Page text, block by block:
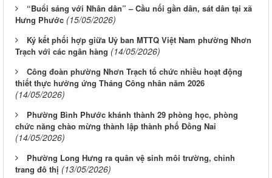
“Buổi sáng với Nhân dân” – Cầu nối gần dân, sát dân tại xã
Hưng Phước (15/05/2026)
Ký kết phối hợp giữa Uỷ ban MTTQ Việt Nam phường Nhơn
Trạch với các ngân hàng (14/05/2026)
Công đoàn phường Nhơn Trạch tổ chức nhiều hoạt động
thiết thực hưởng ứng Tháng Công nhân năm 2026
(14/05/2026)
Phường Bình Phước khánh thành 29 phòng học, phòng
chức năng chào mừng thành lập thành phố Đồng Nai
(14/05/2026)
Phường Long Hưng ra quân vệ sinh môi trường, chỉnh
trang đô thị (13/05/2026)